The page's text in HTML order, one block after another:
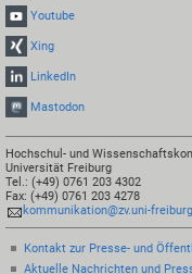
Youtube
Xing
LinkedIn
Mastodon
Hochschul- und
Universität Freiburg
Tel.: (+49) 0761 203 4302
Fax: (+49) 0761 203 4278
kommunikation@zv.uni-
Kontakt zur Presse- und
Aktuelle Nachrichten und